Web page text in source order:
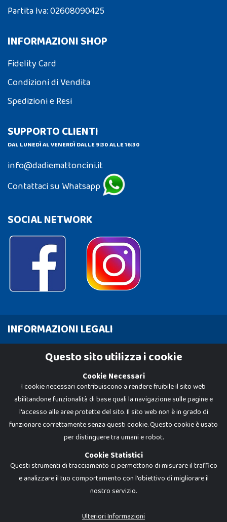
Partita Iva: 02608090425
INFORMAZIONI SHOP
Fidelity Card
Condizioni di Vendita
Spedizioni e Resi
SUPPORTO CLIENTI
DAL LUNEDÌ AL VENERDÌ DALLE 9:30 ALLE 16:30
info@dadiemattoncini.it
Contattaci su Whatsapp
SOCIAL NETWORK
INFORMAZIONI LEGALI
Cookie Policy
Dadi e Mattoncini è un brand di Giocabene Srl. Ogni riproduzione o utilizzo non
I prezzi e le promozioni pubblicate potrebbero differire da quanto esposto in
Questo sito utilizza i cookie
Cookie Necessari
I cookie necessari contribuiscono a rendere fruibile il sito web
abilitandone funzionalità di base quali la navigazione sulle pagine e
l'accesso alle aree protette del sito. Il sito web non è in grado di
funzionare correttamente senza questi cookie. Questo cookie è usato
per distinguere tra umani e robot.
Cookie Statistici
Questi strumenti di tracciamento ci permettono di misurare il traffico
e analizzare il tuo comportamento con l'obiettivo di migliorare il
nostro servizio.
Ulteriori Informazioni